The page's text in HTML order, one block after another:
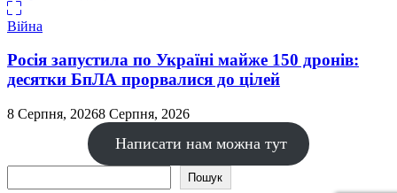
Війна
Росія запустила по Україні майже 150 дронів:
десятки БпЛА прорвалися до цілей
8 Серпня, 20268 Серпня, 2026
Написати нам можна тут
Пошук